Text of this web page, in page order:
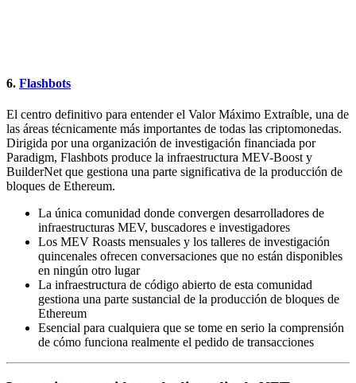
6. Flashbots
El centro definitivo para entender el Valor Máximo Extraíble, una de
las áreas técnicamente más importantes de todas las criptomonedas.
Dirigida por una organización de investigación financiada por
Paradigm, Flashbots produce la infraestructura MEV-Boost y
BuilderNet que gestiona una parte significativa de la producción de
bloques de Ethereum.
La única comunidad donde convergen desarrolladores de
infraestructuras MEV, buscadores e investigadores
Los MEV Roasts mensuales y los talleres de investigación
quincenales ofrecen conversaciones que no están disponibles
en ningún otro lugar
La infraestructura de código abierto de esta comunidad
gestiona una parte sustancial de la producción de bloques de
Ethereum
Esencial para cualquiera que se tome en serio la comprensión
de cómo funciona realmente el pedido de transacciones